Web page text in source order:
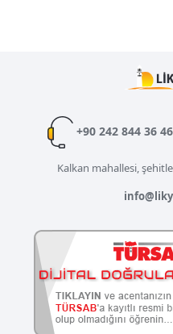
+90 242 844 36 46
Kalkan mahallesi,